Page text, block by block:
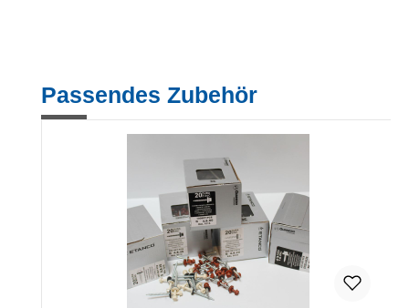
Produktgalerie überspringen
Passendes Zubehör